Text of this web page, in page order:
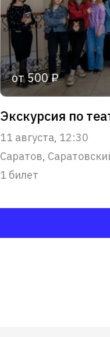
от 500 ₽
11 августа, 12:30
Саратов,
1 билет